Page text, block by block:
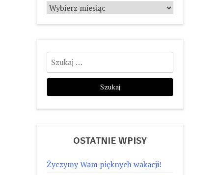
Archiwum
Szukaj:
OSTATNIE WPISY
Życzymy Wam pięknych wakacji!